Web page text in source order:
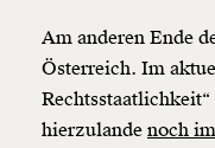
Am anderen Ende
Österreich. Im
hierzulande noch